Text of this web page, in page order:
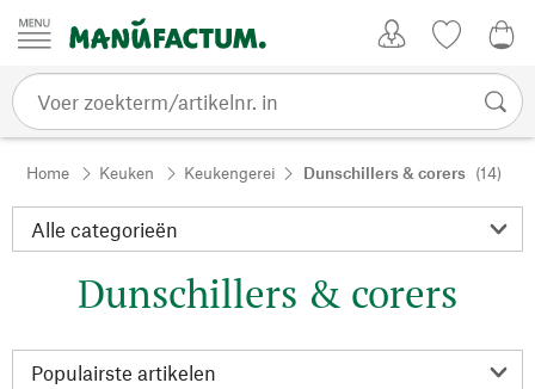
Passer au contenu
Home Keuken Keukengerei Dunschillers & corers (14)
Dunschillers & corers